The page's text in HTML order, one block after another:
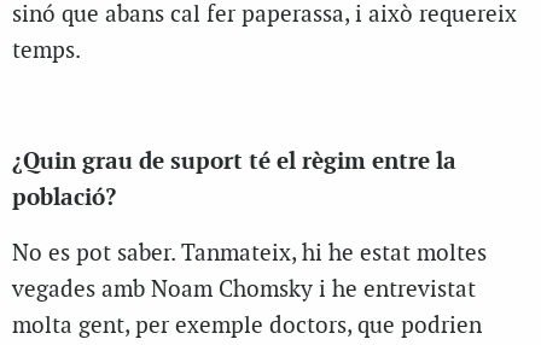
sinó que abans cal fer paperassa, i això requereix
temps.
¿Quin grau de suport té el règim entre la
població?
No es pot saber. Tanmateix, hi he estat moltes
vegades amb Noam Chomsky i he entrevistat
molta gent, per exemple doctors, que podrien